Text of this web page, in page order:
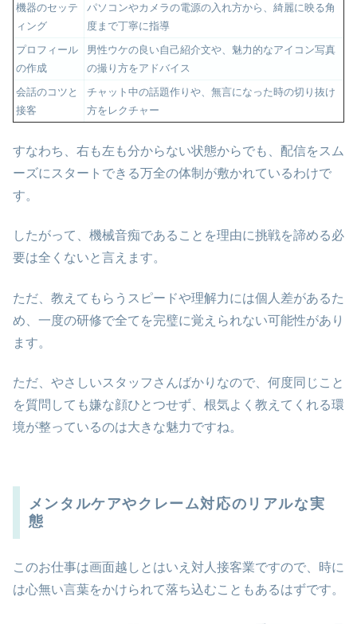
機器のセッテ
ィング
パソコンやカメラの電源の入れ方から、綺麗に映る角
度まで丁寧に指導
プロフィール
の作成
男性ウケの良い自己紹介文や、魅力的なアイコン写真
の撮り方をアドバイス
会話のコツと
接客
チャット中の話題作りや、無言になった時の切り抜け
方をレクチャー
すなわち、右も左も分からない状態からでも、配信をスム
ーズにスタートできる万全の体制が敷かれているわけで
す。
したがって、機械音痴であることを理由に挑戦を諦める必
要は全くないと言えます。
ただ、教えてもらうスピードや理解力には個人差があるた
め、一度の研修で全てを完璧に覚えられない可能性があり
ます。
ただ、やさしいスタッフさんばかりなので、何度同じこと
を質問しても嫌な顔ひとつせず、根気よく教えてくれる環
境が整っているのは大きな魅力ですね。
メンタルケアやクレーム対応のリアルな実
態
このお仕事は画面越しとはいえ対人接客業ですので、時に
は心無い言葉をかけられて落ち込むこともあるはずです。